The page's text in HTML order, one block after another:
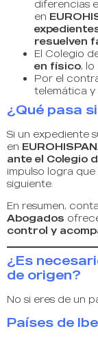
diferencias
en
resuelven
El Colegio
en físico, lo
Por el
telemática y
¿Qué pasa
Si un expediente
en
ante el Colegio
impulso logra
siguiente.
En resumen,
Abogados
control y
¿Es
de origen?
No si eres de un
Países de